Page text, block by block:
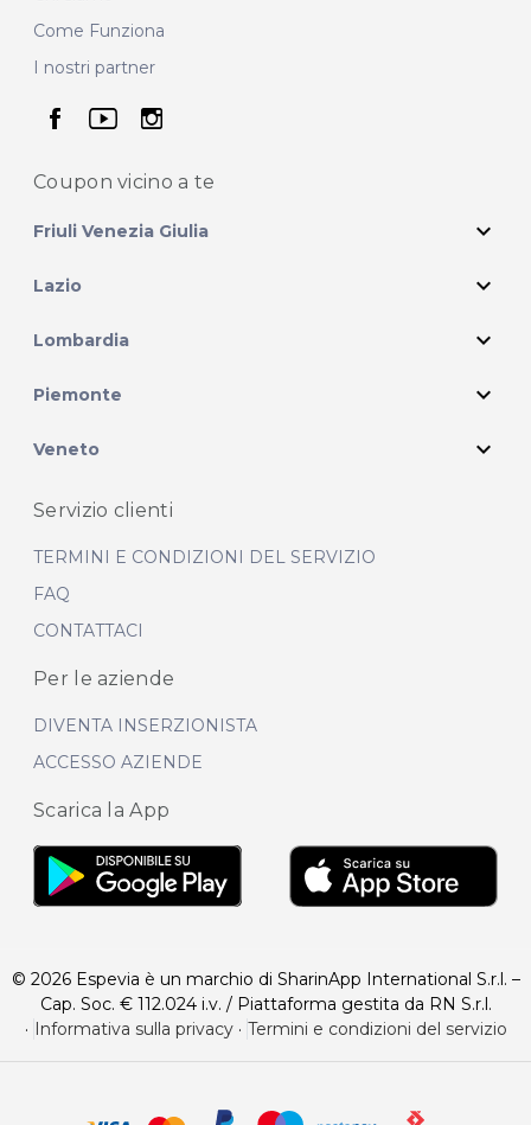
Come Funziona
I nostri partner
seguici su facebook
seguici su youtube
seguici su instagram
Coupon vicino a te
Friuli Venezia Giulia expand_more
Lazio expand_more
Lombardia expand_more
Piemonte expand_more
Veneto expand_more
Servizio clienti
TERMINI E CONDIZIONI DEL SERVIZIO
FAQ
CONTATTACI
Per le aziende
DIVENTA INSERZIONISTA
ACCESSO AZIENDE
Scarica la App
© 2026 Espevia è un marchio di SharinApp International S.r.l. –
Cap. Soc. € 112.024 i.v. / Piattaforma gestita da RN S.r.l.
· Informativa sulla privacy· Termini e condizioni del servizio